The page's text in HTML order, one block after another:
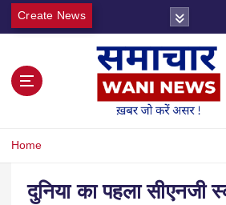
Create News
Home
दुनिया का पहला सीएनजी